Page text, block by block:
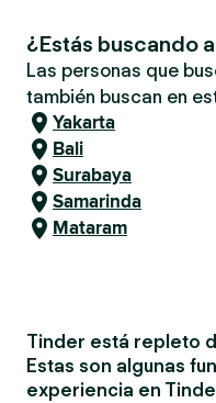
¿Estás buscando
Las personas que
también buscan en
Yakarta
Bali
Surabaya
Samarinda
Mataram
Tinder está repleto
Estas son algunas
experiencia en